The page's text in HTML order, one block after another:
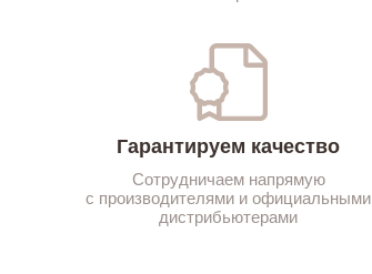
Гарантируем качество
Сотрудничаем напрямую
с производителями и официальными
дистрибьютерами